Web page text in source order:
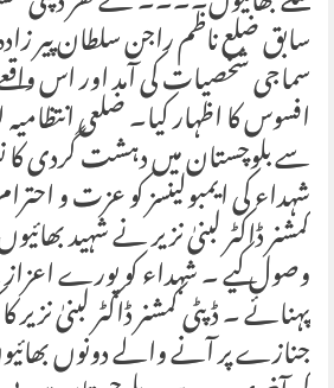
سابق ضلع ناظم راجن سلطان پیر
سماجی شخصیات کی آمد اور اس
افسوس کا اظہار کیا۔ ضلعی
سے بلوچستان میں دہشت گردی کا
شہداء کی ایمبولینسز کو عزت و
کمشنر ڈاکٹر لبنیٰ نزیر نے شہید
وصول کیے ۔ شہداء کو پورے
پہنائے ۔ ڈپٹی کمشنر ڈاکٹر لبنیٰ
جنازے پر آنے والے دونوں